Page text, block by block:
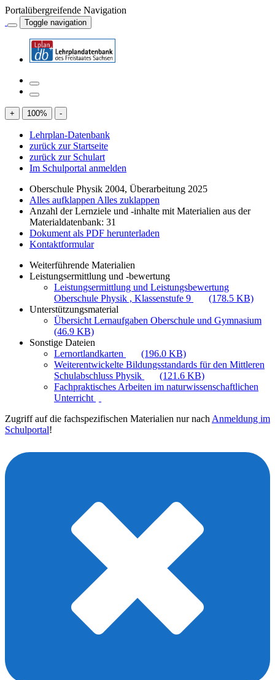
Portalübergreifende Navigation
Toggle navigation
+ 100% -
Lehrplan-Datenbank
zurück zur Startseite
zurück zur Schulart
Im Schulportal anmelden
Oberschule Physik 2004, Überarbeitung 2025
Alles aufklappen Alles zuklappen
Anzahl der Lernziele und -inhalte mit Materialien aus der
Materialdatenbank: 31
Dokument als PDF herunterladen
Kontaktformular
Weiterführende Materialien
Leistungsermittlung und -bewertung
Leistungsermittlung und Leistungsbewertung
Oberschule Physik , Klassenstufe 9
(178.5 KB)
Unterstützungsmaterial
Übersicht Lernaufgaben Oberschule und Gymnasium
(46.9 KB)
Sonstige Dateien
Lernortlandkarten
(196.0 KB)
Weiterentwickelte Bildungsstandards für den Mittleren
Schulabschluss Physik
(121.6 KB)
Fachpraktisches Arbeiten im naturwissenschaftlichen
Unterricht
Zugriff auf die fachspezifischen Materialien nur nach Anmeldung im
Schulportal!